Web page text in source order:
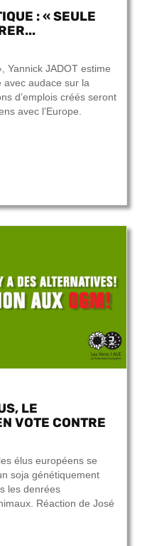
: « SEULE
Yannick JADOT estime
avec audace sur la
d’emplois créés seront
avec l’Europe.
LE
VOTE CONTRE
élus européens se
soja génétiquement
les denrées
Réaction de José